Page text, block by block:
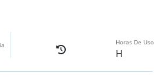
Horas De Uso
H